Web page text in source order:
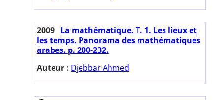
2009 La mathématique. T. 1. Les lieux et
les temps. Panorama des mathématiques
arabes. p. 200-232.
Auteur : Djebbar Ahmed